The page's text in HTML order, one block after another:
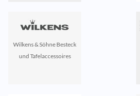
Wilkens & Söhne Besteck
und Tafelaccessoires